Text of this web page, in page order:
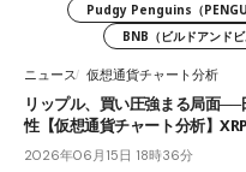
Pudgy Penguins（PENGU
BNB（ビルドアンドビ
ニュース 仮想通貨チャート分析
リップル、買い圧強まる局面
性【仮想通貨チャート分析】
2026年06月15日 18時36分